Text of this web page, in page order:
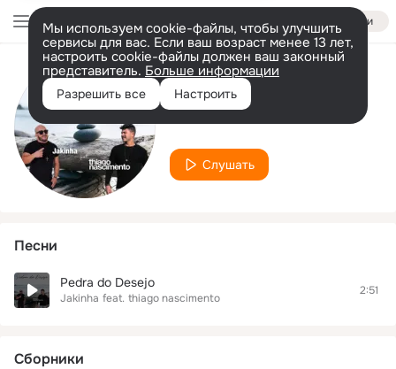
Войти
Мы используем cookie-файлы, чтобы улучшить
сервисы для вас. Если ваш возраст менее 13 лет,
настроить cookie-файлы должен ваш законный
представитель. Больше информации
Разрешить все Настроить
Исполнитель
Jakinha
Слушать
Песни
Pedra do Desejo
Jakinha feat. thiago nascimento
2:51
Сборники